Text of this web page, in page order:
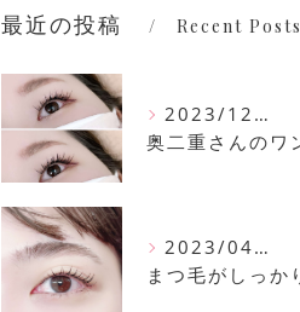
最近の投稿 Recent Posts
2023/12/16
2023/04/11